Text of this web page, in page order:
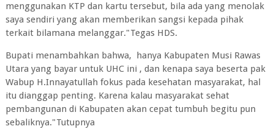
menggunakan KTP dan kartu tersebut, bila ada yang menolak
saya sendiri yang akan memberikan sangsi kepada pihak
terkait bilamana melanggar."Tegas HDS.
Bupati menambahkan bahwa, hanya Kabupaten Musi Rawas
Utara yang bayar untuk UHC ini , dan kenapa saya beserta pak
Wabup H.Innayatullah fokus pada kesehatan masyarakat, hal
itu dianggap penting. Karena kalau masyarakat sehat
pembangunan di Kabupaten akan cepat tumbuh begitu pun
sebaliknya."Tutupnya